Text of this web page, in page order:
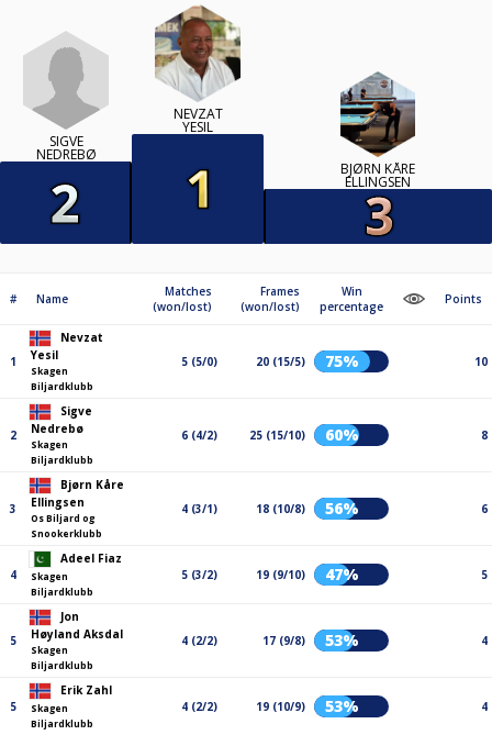
SIGVE
NEDREBØ
NEVZAT
YESIL
BJØRN KÅRE
ELLINGSEN
# Name
Matches
(won/lost)
Frames
(won/lost)
Win
percentage
Points
1
Nevzat
Yesil
Skagen
Biljardklubb
5 (5/0) 20 (15/5) 75% 10
2
Sigve
Nedrebø
Skagen
Biljardklubb
6 (4/2) 25 (15/10) 60% 8
3
Bjørn Kåre
Ellingsen
Os Biljard og
Snookerklubb
4 (3/1) 18 (10/8) 56% 6
4
Adeel Fiaz
Skagen
Biljardklubb
5 (3/2) 19 (9/10) 47% 5
5
Jon
Høyland Aksdal
Skagen
Biljardklubb
4 (2/2) 17 (9/8) 53% 4
5
Erik Zahl
Skagen
Biljardklubb
4 (2/2) 19 (10/9) 53% 4